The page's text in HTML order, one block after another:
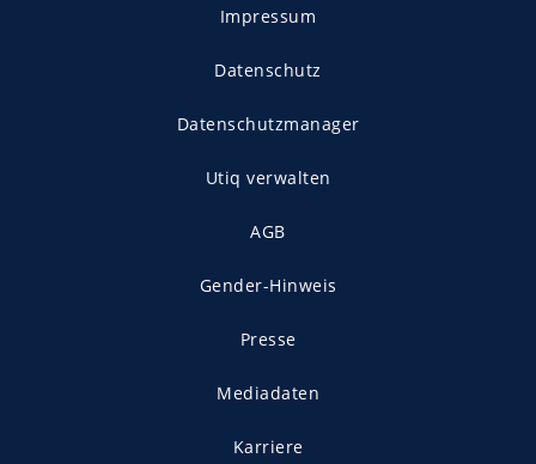
Impressum
Datenschutz
Datenschutzmanager
Utiq verwalten
AGB
Gender-Hinweis
Presse
Mediadaten
Karriere